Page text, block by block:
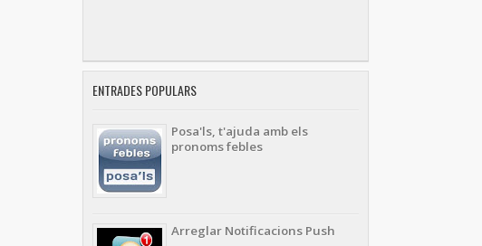
ENTRADES POPULARS
Posa'ls, t'ajuda amb els
pronoms febles
Arreglar Notificacions Push